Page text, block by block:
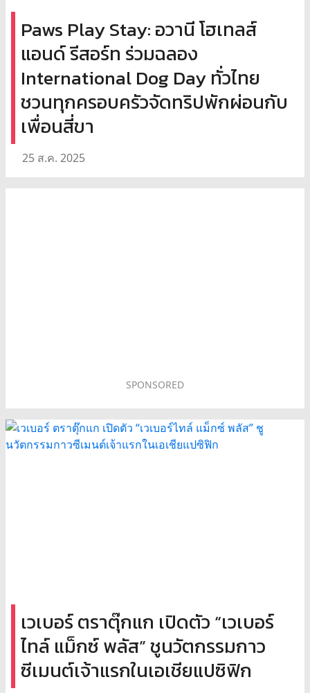
Paws Play Stay: อวานี โฮเทลส์
แอนด์ รีสอร์ท ร่วมฉลอง
International Dog Day ทั่วไทย
ชวนทุกครอบครัวจัดทริปพักผ่อนกับ
เพื่อนสี่ขา
25 ส.ค. 2025
SPONSORED
เวเบอร์ ตราตุ๊กแก เปิดตัว “เวเบอร์
ไทล์ แม็กซ์ พลัส” ชูนวัตกรรมกาว
ซีเมนต์เจ้าแรกในเอเชียแปซิฟิก